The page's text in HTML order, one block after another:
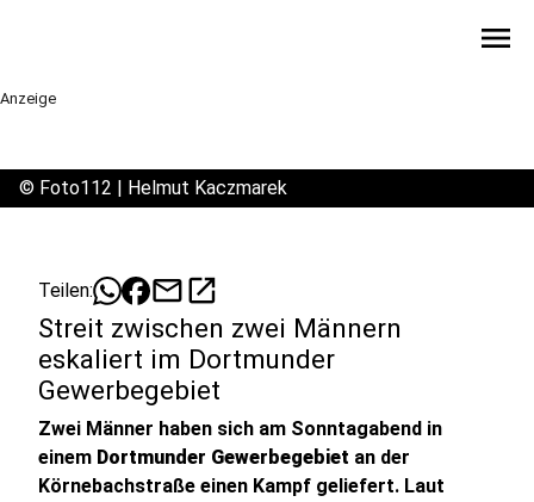
menu
Anzeige
© Foto112 | Helmut Kaczmarek
Teilen: mailopen_in_new
Streit zwischen zwei Männern
eskaliert im Dortmunder
Gewerbegebiet
Zwei Männer haben sich am Sonntagabend in
einem Dortmunder Gewerbegebiet an der
Körnebachstraße einen Kampf geliefert. Laut